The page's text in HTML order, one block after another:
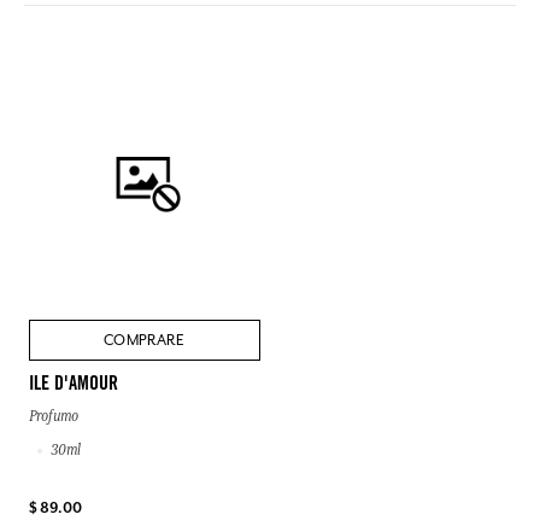
COMPRARE
ILE D'AMOUR
Profumo
30ml
$ 89.00